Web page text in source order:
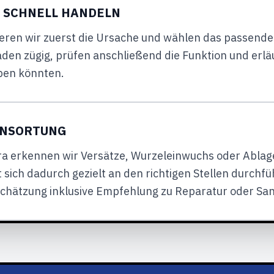
HANDELN
wir zuerst die Ursache und wählen das
zügig, prüfen anschließend die Funktion und
könnten.
erkennen wir Versätze, Wurzeleinwuchs oder
dadurch gezielt an den richtigen Stellen
inklusive Empfehlung zu Reparatur oder